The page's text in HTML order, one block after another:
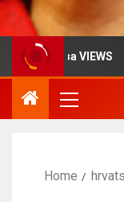
за VIEWS
Home